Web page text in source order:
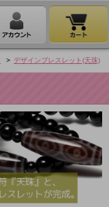
> デザインブレスレット(天珠)